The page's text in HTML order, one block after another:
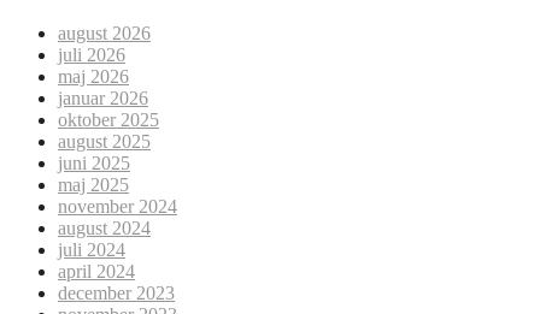
august 2026
juli 2026
maj 2026
januar 2026
oktober 2025
august 2025
juni 2025
maj 2025
november 2024
august 2024
juli 2024
april 2024
december 2023